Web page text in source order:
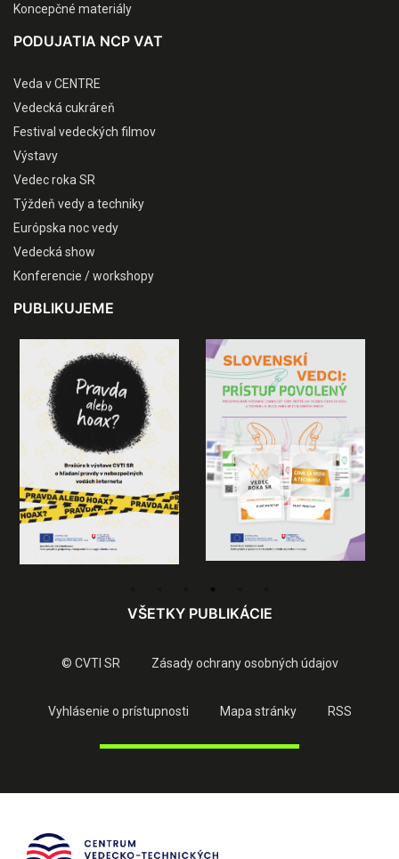
Koncepčné materiály
PODUJATIA NCP VAT
Veda v CENTRE
Vedecká cukráreň
Festival vedeckých filmov
Výstavy
Vedec roka SR
Týždeň vedy a techniky
Európska noc vedy
Vedecká show
Konferencie / workshopy
PUBLIKUJEME
VŠETKY PUBLIKÁCIE
© CVTI SR Zásady ochrany osobných údajov
Vyhlásenie o prístupnosti Mapa stránky RSS